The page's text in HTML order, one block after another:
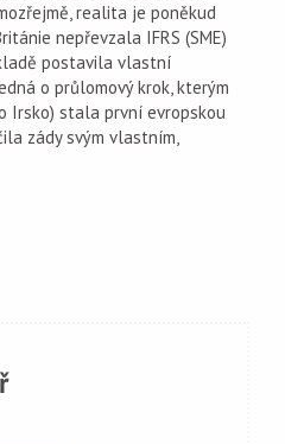
realita je poněkud
nepřevzala IFRS (SME)
postavila vlastní
o průlomový krok, kterým
Irsko) stala první evropskou
zády svým vlastním,